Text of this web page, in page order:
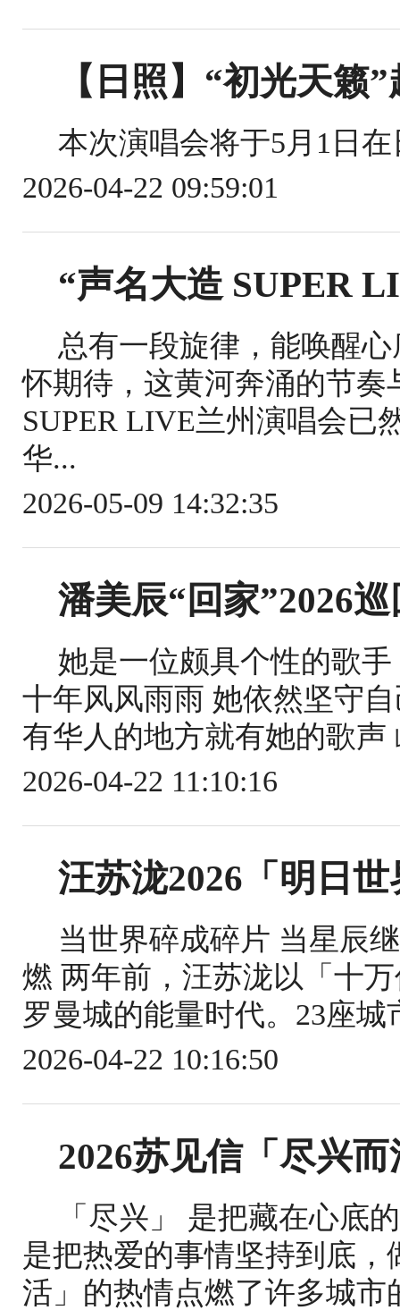
【日照】“初光天籁
本次演唱会将于5月1日
2026-04-22 09:59:01
“声名大造 SUPER
总有一段旋律，能唤醒
怀期待，这黄河奔涌的节
SUPER LIVE兰州演唱会已
华...
2026-05-09 14:32:35
潘美辰“回家”2026
她是一位颇具个性的歌
十年风风雨雨 她依然坚守
有华人的地方就有她的歌
2026-04-22 11:10:16
汪苏泷2026「明日
当世界碎成碎片 当星辰
燃 两年前，汪苏泷以「十
罗曼城的能量时代。23座城
2026-04-22 10:16:50
2026苏见信「尽兴
「尽兴」 是把藏在心底
是把热爱的事情坚持到底，
活」的热情点燃了许多城市